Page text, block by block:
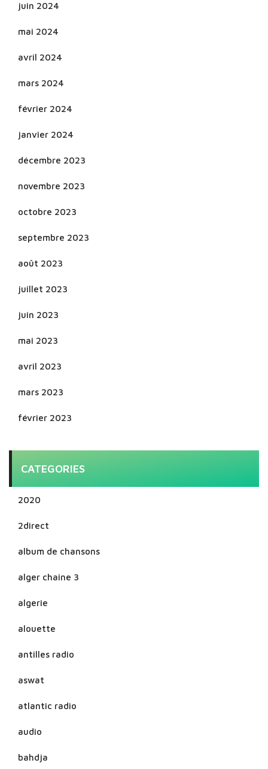
juin 2024
mai 2024
avril 2024
mars 2024
février 2024
janvier 2024
décembre 2023
novembre 2023
octobre 2023
septembre 2023
août 2023
juillet 2023
juin 2023
mai 2023
avril 2023
mars 2023
février 2023
CATEGORIES
2020
2direct
album de chansons
alger chaine 3
algerie
alouette
antilles radio
aswat
atlantic radio
audio
bahdja